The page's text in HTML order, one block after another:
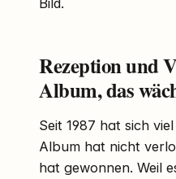
Rezeption und
Album, das
Seit 1987 hat sich
Album hat nicht
hat gewonnen. Weil